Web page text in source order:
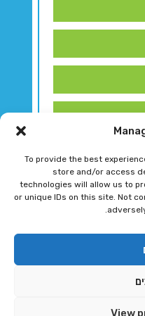
To provide the best
store and/or access
technologies will allow us to
or unique IDs on this site. Not
View